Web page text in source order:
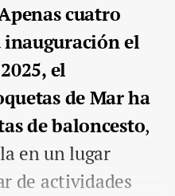
cuatro
inauguración el
el
de Mar ha
de baloncesto,
en un lugar
de actividades